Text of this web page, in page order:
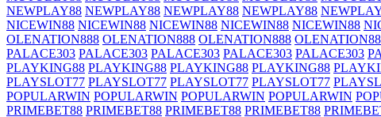
NEWPLAY88 NEWPLAY88 NEWPLAY88 NEWPLAY88
NICEWIN88 NICEWIN88 NICEWIN88 NICEWIN88 NICEWIN88
OLENATION888 OLENATION888 OLENATION888
PALACE303 PALACE303 PALACE303 PALACE303 PALACE303
PLAYKING88 PLAYKING88 PLAYKING88 PLAYKING88
PLAYSLOT77 PLAYSLOT77 PLAYSLOT77 PLAYSLOT77
POPULARWIN POPULARWIN POPULARWIN POPULARWIN
PRIMEBET88 PRIMEBET88 PRIMEBET88 PRIMEBET88